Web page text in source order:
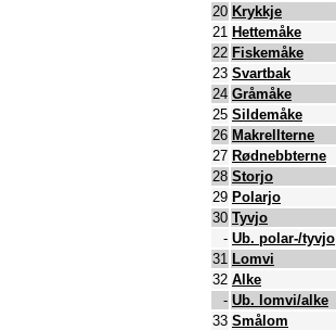
20 Krykkje
21 Hettemåke
22 Fiskemåke
23 Svartbak
24 Gråmåke
25 Sildemåke
26 Makrellterne
27 Rødnebbterne
28 Storjo
29 Polarjo
30 Tyvjo
- Ub. polar-/tyvjo
31 Lomvi
32 Alke
- Ub. lomvi/alke
33 Smålom